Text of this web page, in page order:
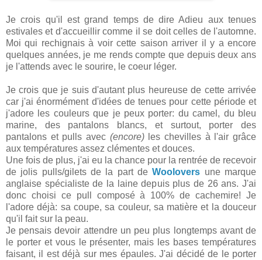
Je crois qu'il est grand temps de dire Adieu aux tenues
estivales et d'accueillir comme il se doit celles de l'automne.
Moi qui rechignais à voir cette saison arriver il y a encore
quelques années, je me rends compte que depuis deux ans
je l'attends avec le sourire, le coeur léger.
Je crois que je suis d'autant plus heureuse de cette arrivée
car j'ai énormément d'idées de tenues pour cette période et
j'adore les couleurs que je peux porter: du camel, du bleu
marine, des pantalons blancs, et surtout, porter des
pantalons et pulls avec (encore)les chevilles à l'air grâce
aux températures assez clémentes et douces.
Une fois de plus, j'ai eu la chance pour la rentrée de recevoir
de jolis pulls/gilets de la part deWoolovers une marque
anglaise spécialiste de la laine depuis plus de 26 ans. J'ai
donc choisi ce pull composé à 100% de cachemire! Je
l'adore déjà: sa coupe, sa couleur, sa matière et la douceur
qu'il fait sur la peau.
Je pensais devoir attendre un peu plus longtemps avant de
le porter et vous le présenter, mais les bases températures
faisant, il est déjà sur mes épaules. J'ai décidé de le porter